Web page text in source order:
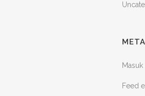
META
Masuk
Feed